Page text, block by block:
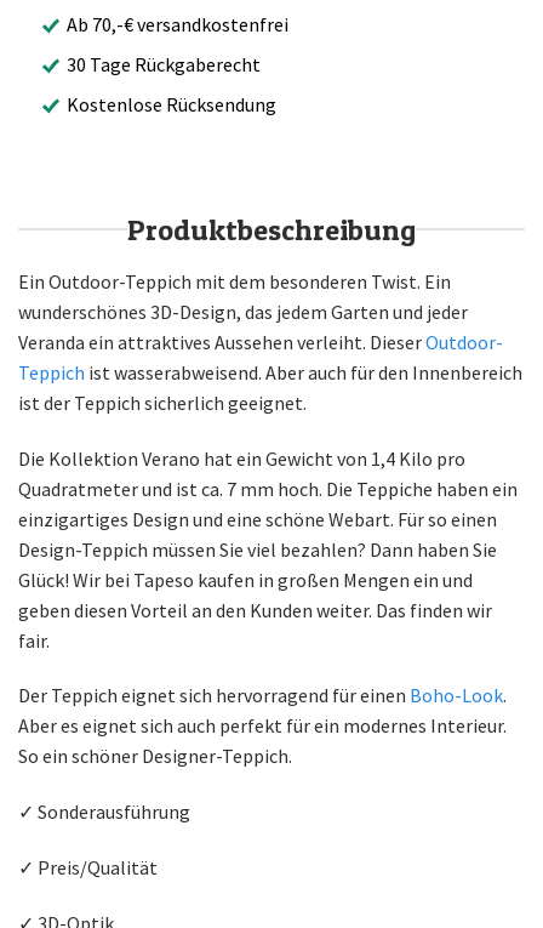
Ab 70,-€ versandkostenfrei
30 Tage Rückgaberecht
Kostenlose Rücksendung
Produktbeschreibung
Ein Outdoor-Teppich mit dem besonderen Twist. Ein
wunderschönes 3D-Design, das jedem Garten und jeder
Veranda ein attraktives Aussehen verleiht. DieserOutdoor-
Teppich ist wasserabweisend. Aber auch für den Innenbereich
ist der Teppich sicherlich geeignet.
Die Kollektion Verano hat ein Gewicht von 1,4 Kilo pro
Quadratmeter und ist ca. 7 mm hoch. Die Teppiche haben ein
einzigartiges Design und eine schöne Webart. Für so einen
Design-Teppich müssen Sie viel bezahlen? Dann haben Sie
Glück! Wir bei Tapeso kaufen in großen Mengen ein und
geben diesen Vorteil an den Kunden weiter. Das finden wir
fair.
Der Teppich eignet sich hervorragend für einen Boho-Look.
Aber es eignet sich auch perfekt für ein modernes Interieur.
So ein schöner Designer-Teppich.
✓ Sonderausführung
✓ Preis/Qualität
✓ 3D-Optik